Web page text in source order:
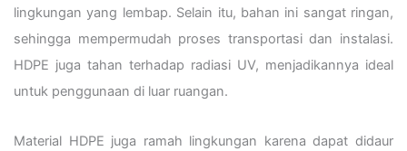
lingkungan yang lembap. Selain itu, bahan ini sangat ringan,
sehingga mempermudah proses transportasi dan instalasi.
HDPE juga tahan terhadap radiasi UV, menjadikannya ideal
untuk penggunaan di luar ruangan.
Material HDPE juga ramah lingkungan karena dapat didaur